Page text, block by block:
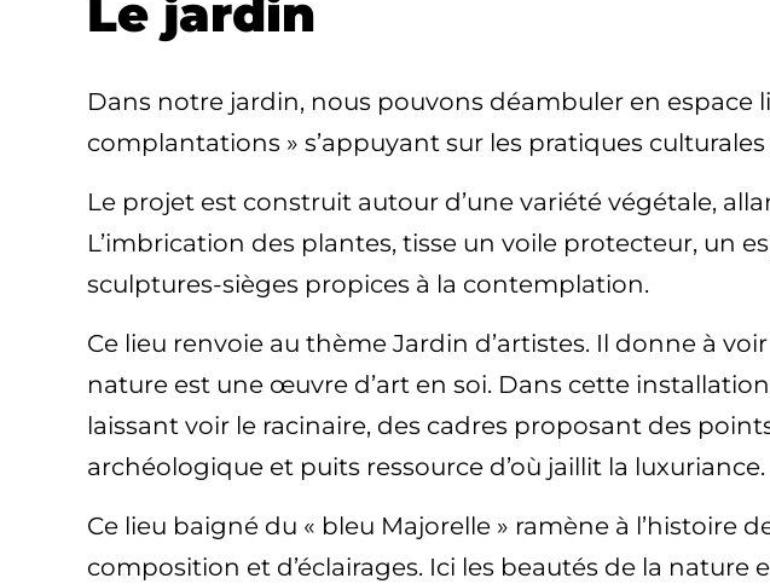
Le jardin
Dans notre jardin, nous pouvons déambuler en espace
complantations » s’appuyant sur les pratiques culturales
Le projet est construit autour d’une variété végétale,
L’imbrication des plantes, tisse un voile protecteur, un
sculptures-sièges propices à la contemplation.
Ce lieu renvoie au thème Jardin d’artistes. Il donne à
nature est une œuvre d’art en soi. Dans cette
laissant voir le racinaire, des cadres proposant des
archéologique et puits ressource d’où jaillit la luxuriance.
Ce lieu baigné du « bleu Majorelle » ramène à l’histoire
composition et d’éclairages. Ici les beautés de la